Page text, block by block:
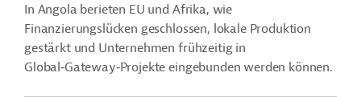
In Angola berieten EU und Afrika, wie
Finanzierungslücken geschlossen, lokale Produktion
gestärkt und Unternehmen frühzeitig in
Global‑Gateway‑Projekte eingebunden werden können.